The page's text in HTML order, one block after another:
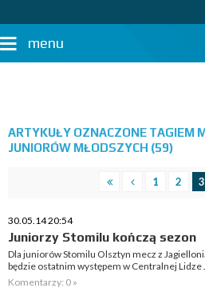
menu
ARTYKUŁY OZNACZONE TAGIEM
JUNIORÓW MŁODSZYCH (59)
1 2 3
30.05.14 20:54
Juniorzy Stomilu kończą sezon
Dla juniorów Stomilu Olsztyn mecz z
będzie ostatnim występem w Centralnej Lidze
Komentarzy: 0 »